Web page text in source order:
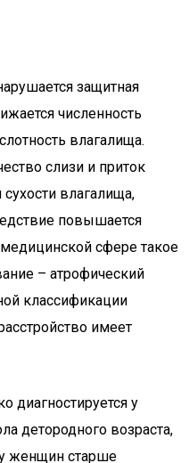
защитная
численность
влагалища.
слизи и приток
сухости влагалища,
повышается
сфере такое
– атрофический
классификации
имеет
диагностируется у
детородного возраста,
у женщин старше